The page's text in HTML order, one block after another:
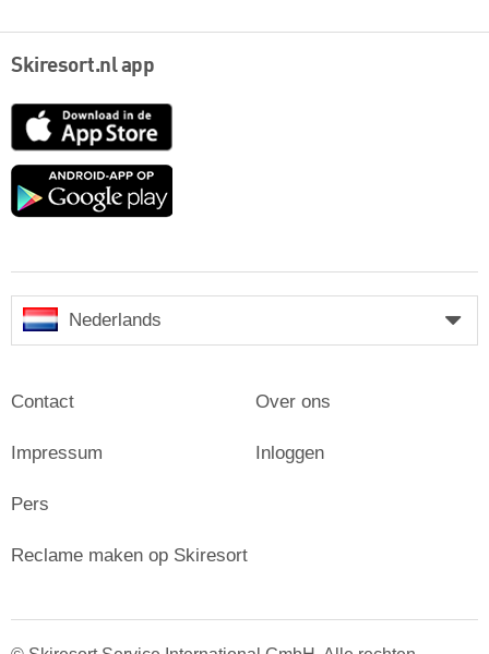
Skiresort.nl app
App
Google
Nederlands
Contact
Impressum
Pers
Over ons
Inloggen
Reclame maken op Skiresort